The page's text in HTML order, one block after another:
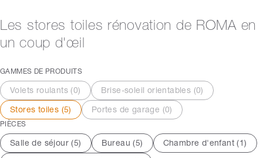
Les stores toiles rénovation de ROMA en
un coup d'œil
GAMMES DE PRODUITS
Volets roulants (0) Brise-soleil orientables (0)
Stores toiles (5) Portes de garage (0)
PIÈCES
Salle de séjour (5) Bureau (5) Chambre d'enfant ( 1)